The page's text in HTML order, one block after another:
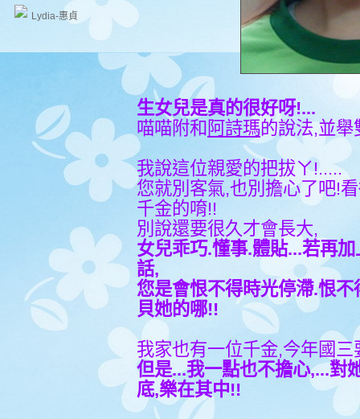
Lydia-惠貞
生女兒是真的很好呀!...
喵喵附和 阿詩瑪的說法,並舉
我說這位親愛的把拔ㄚ!.....
您就別客氣,也別擔心了吧!
千金的唷!!
別說還要很久才會長大,
女兒乖巧.懂事.體貼...若再
話,
您是會恨不得時光停滯.恨
貝她的哪!!
我家也有一位千金,今年國
但是...我一點也不擔心,...對
底,樂在其中!!